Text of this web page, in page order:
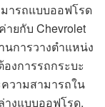
ารถแบบออฟโรด
ยกับ Chevrolet
การวางตำแหน่ง
งการรถกระบะ
วามสามารถใน
างแบบออฟโรด,